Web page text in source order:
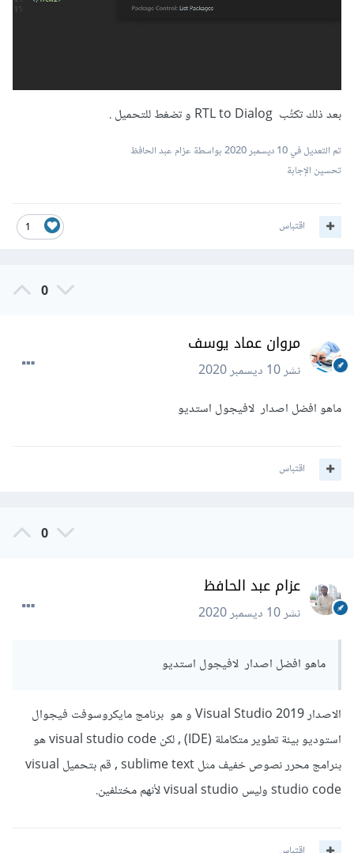
بعد ذلك تكتُب RTL to Dialog و تضغط للتحميل .
تم التعديل في10 ديسمبر 2020
بواسطة عزام عبد الحافظ
تحسين الإجابة
1 اقتباس
0
مروان عماد يوسف
نشر10 ديسمبر 2020
ماهو افضل اصدار لافيجول استديو
اقتباس
0
عزام عبد الحافظ
نشر10 ديسمبر 2020
ماهو افضل اصدار لافيجول استديو
الاصدار Visual Studio 2019 و هو برنامج مايكروسوفت فيجوال
استوديو بيئة تطوير متكاملة (IDE) , لكن visual studio code هو
بنرامج محرر نصوص خفيف مثل sublime text , قم بتحميل visual
studio code وليس visual studio لأنهم مختلفين.